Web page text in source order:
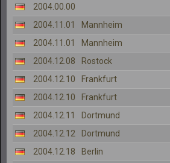
2004.00.00
2004.11.01
Mannheim
2004.11.01
Mannheim
2004.12.08
Rostock
2004.12.10
Frankfurt
2004.12.10
Frankfurt
2004.12.11
Dortmund
2004.12.12
Dortmund
2004.12.18
Berlin